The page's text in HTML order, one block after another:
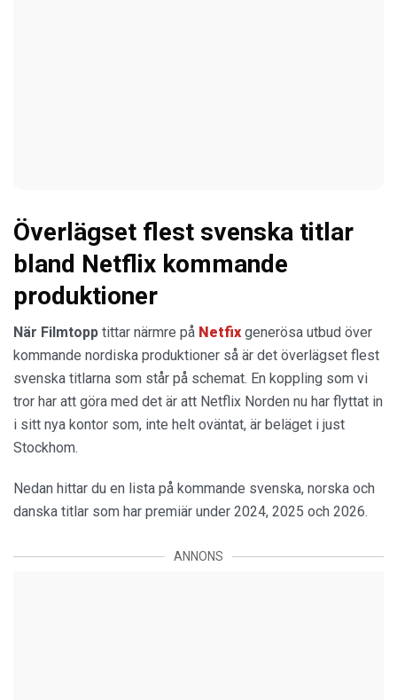
Överlägset flest svenska titlar
bland Netflix kommande
produktioner
När Filmtopp tittar närmre på Netfix generösa utbud över
kommande nordiska produktioner så är det överlägset flest
svenska titlarna som står på schemat. En koppling som vi
tror har att göra med det är att Netflix Norden nu har flyttat in
i sitt nya kontor som, inte helt oväntat, är beläget i just
Stockhom.
Nedan hittar du en lista på kommande svenska, norska och
danska titlar som har premiär under 2024, 2025 och 2026.
ANNONS